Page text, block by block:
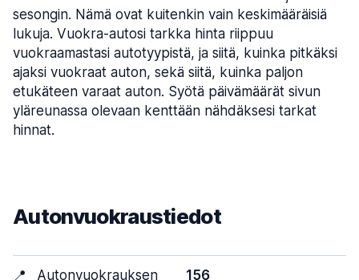
sesongin. Nämä ovat kuitenkin vain keskimääräisiä
lukuja. Vuokra-autosi tarkka hinta riippuu
vuokraamastasi autotyypistä, ja siitä, kuinka pitkäksi
ajaksi vuokraat auton, sekä siitä, kuinka paljon
etukäteen varaat auton. Syötä päivämäärät sivun
yläreunassa olevaan kenttään nähdäksesi tarkat
hinnat.
Autonvuokraustiedot
📍
Autonvuokrauksen
156